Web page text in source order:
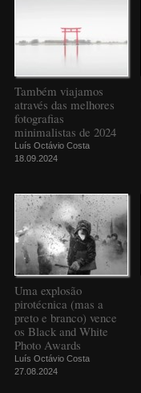
Também viajamos
através das melhores
fotografias
minimalistas de 2024
Luís Octávio Costa
18.09.2024
Uma explosão
pirotécnica (mas a
preto e branco) vence
os Black and White
Photo Awards
Luís Octávio Costa
27.08.2024